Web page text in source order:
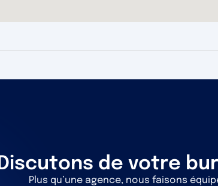
Discutons de votre
Plus qu’une agence, nous faisons